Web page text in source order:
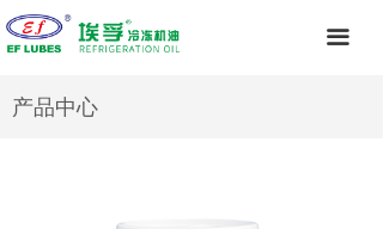
끀
产品中心